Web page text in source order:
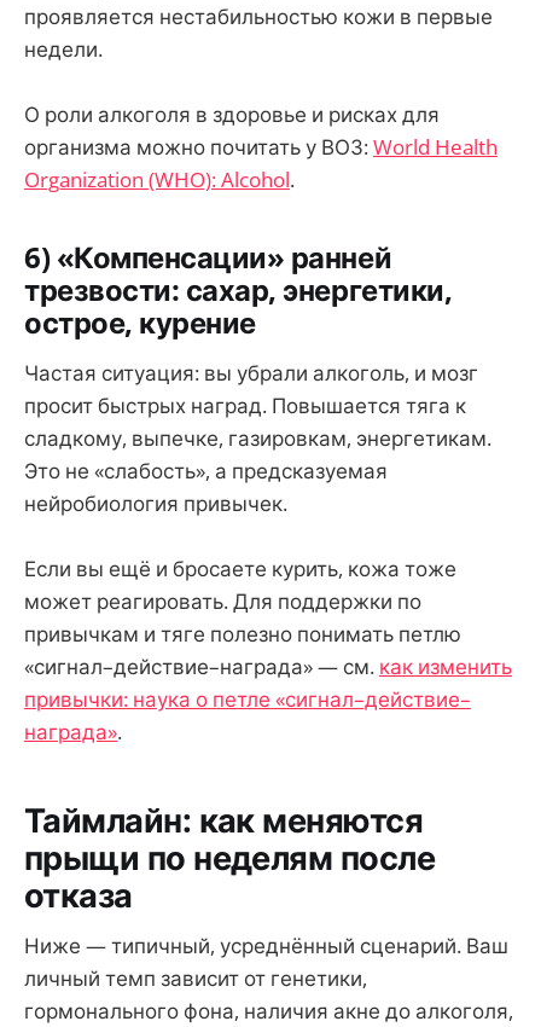
проявляется нестабильностью кожи в первые
недели.
О роли алкоголя в здоровье и рисках для
организма можно почитать у ВОЗ:World Health
Organization (WHO): Alcohol.
6) «Компенсации» ранней
трезвости: сахар, энергетики,
острое, курение
Частая ситуация: вы убрали алкоголь, и мозг
просит быстрых наград. Повышается тяга к
сладкому, выпечке, газировкам, энергетикам.
Это не «слабость», а предсказуемая
нейробиология привычек.
Если вы ещё и бросаете курить, кожа тоже
может реагировать. Для поддержки по
привычкам и тяге полезно понимать петлю
«сигнал–действие–награда» — см. как изменить
привычки: наука о петле «сигнал–действие–
награда».
Таймлайн: как меняются
прыщи по неделям после
отказа
Ниже — типичный, усреднённый сценарий. Ваш
личный темп зависит от генетики,
гормонального фона, наличия акне до алкоголя,